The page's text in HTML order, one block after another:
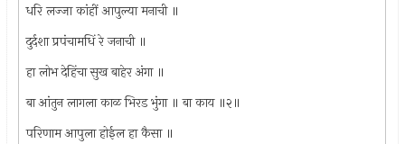
धरि लज्जा कांहीं आपुल्या मनाची ॥
दुर्दशा प्रपंचामधिं रे जनाची ॥
हा लोभ देहिंचा सुख बाहेर अंगा ॥
बा आंतुन लागला काळ भिरड भुंगा ॥ बा काय ॥२॥
परिणाम आपुला होईल हा कैसा ॥